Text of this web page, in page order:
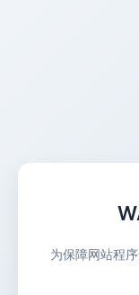
为保障网站程